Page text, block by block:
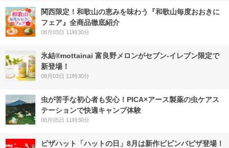
関西限定！和歌山の恵みを味わう『和歌山毎度おおきに
フェア』全商品徹底紹介
08月03日 11時30分
氷結®mottainai 富良野メロンがセブン‐イレブン限定で
新登場！
08月03日 11時30分
虫が苦手な初心者も安心！PICA×アース製薬の虫ケアス
テーションで快適キャンプ体験
08月05日 11時30分
ピザハット「ハットの日」8月は新作ビビンバピザ登場！